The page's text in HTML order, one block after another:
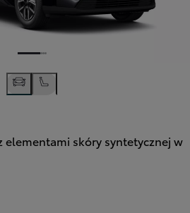
elementami skóry syntetycznej w